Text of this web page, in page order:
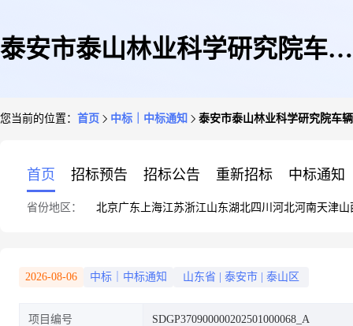
泰安市泰山林业科学研究院车辆
您当前的位置： 首页 中标｜中标通知 泰安市泰山林业科学研究院车
首页 招标预告 招标公告 重新招标 中标通知
省份地区： 北京广东 上海江苏浙江山东湖北四川 河北河南天津山
2026-08-06 中标｜中标通知 山东省 泰安市 泰山区
项目编号 SDGP370900000202501000068_A